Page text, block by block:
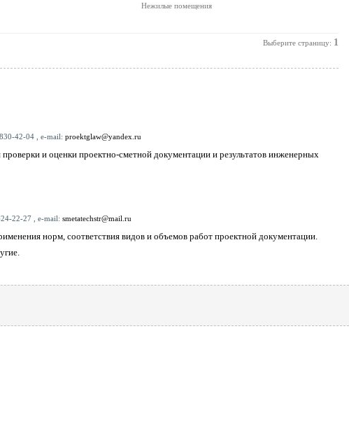
Нежилые помещения
Выберите страницу: 1
42-04 , e-mail: proektglaw@yandex.ru
и оценки проектно-сметной документации и результатов инженерных
22-27 , e-mail: smetatechstr@mail.ru
норм, соответствия видов и объемов работ проектной документации.